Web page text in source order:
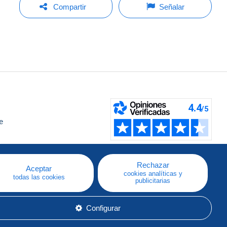
Compartir Señalar
Aceptar
todas las cookies
Rechazar
cookies analíticas y
publicitarias
Configurar